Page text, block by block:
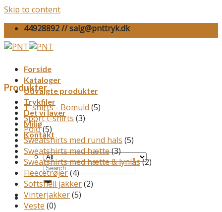
Skip to content
44928892 // salg@pnttryk.dk
Forside
Kataloger
Udvalgte produkter
Trykfiler
Det vi laver
Miljø
Kontakt
Produkter
T-shirts - Bomuld (5)
Sport t-shirts (3)
Polo(5)
Sweatshirts med rund hals (5)
Sweatshirts med hætte(3)
Sweatshirts med hætte & lynlås(2)
Fleecetrøjer(4)
Softshell jakker(2)
Vinterjakker(5)
Veste (0)